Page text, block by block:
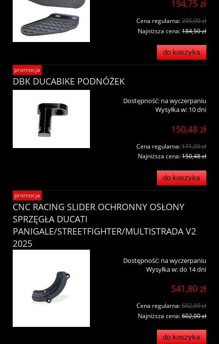
194,75 zł
Cena regularna:205,00 zł
Najniższa cena:184,50 zł
do koszyka
DBK DUCABIKE PODNÓŻEK
Dostępność: na wyczerpaniu
Wysyłka w: 10 dni
150,48 zł
Cena regularna:171,00 zł
Najniższa cena:150,48 zł
do koszyka
promocja
CNC RACING SLIDER OCHRONNY OSŁONY
SPRZĘGŁA DUCATI
PANIGALE/STREETFIGHTER/MULTISTRADA V2
2025
Dostępność: na wyczerpaniu
Wysyłka w:do 14 dni
541,80 zł
Cena regularna:602,00 zł
Najniższa cena:602,00 zł
do koszyka
promocja